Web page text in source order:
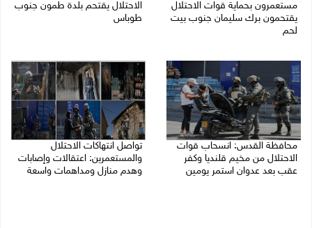
مستعمرون بحماية قوات الاحتلال
يقتحمون برك سليمان جنوب بيت
لحم
الاحتلال يقتحم بلدة طمون جنوب
طوباس
محافظة القدس: انسحاب قوات
الاحتلال من مخيم قلنديا وكفر
عقب بعد عدوان استمر يومين
تواصل انتهاكات الاحتلال
والمستعمرين: اعتقالات وإصابات
وهدم منازل ومداهمات واسعة